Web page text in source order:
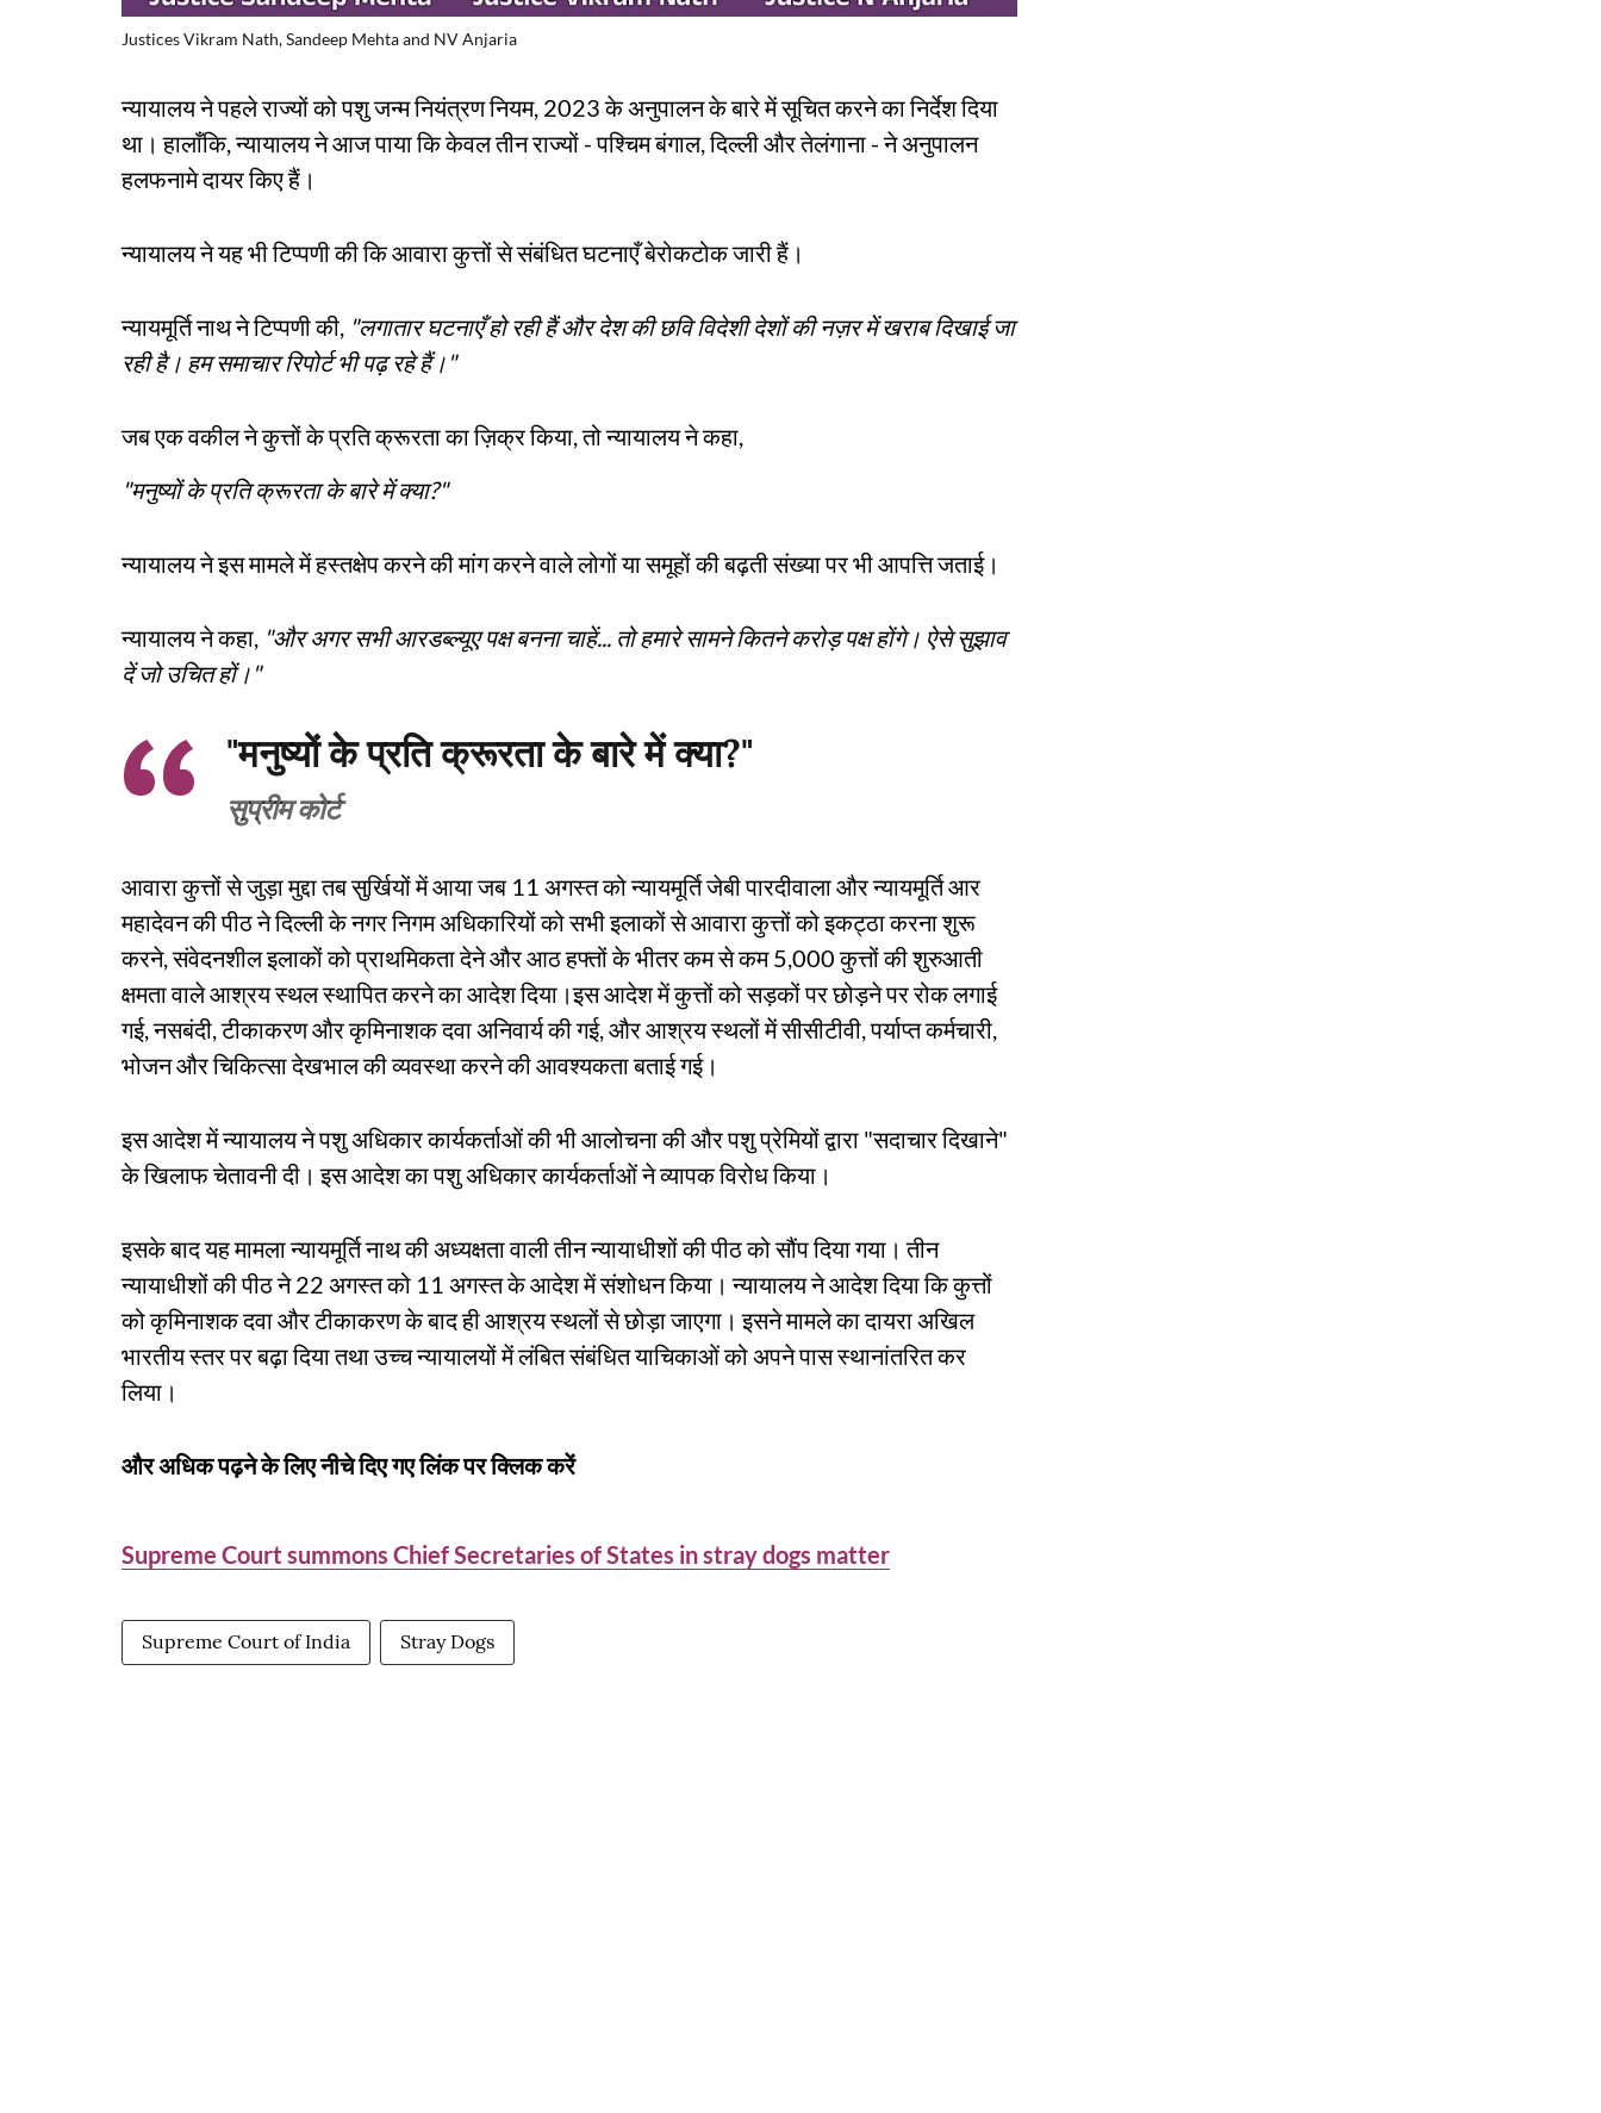
Justices Vikram Nath, Sandeep Mehta and NV Anjaria
न्यायालय ने पहले राज्यों को पशु जन्म नियंत्रण नियम, 2023 के अनुपालन के बारे में सूचित करने का निर्देश दिया
था। हालाँकि, न्यायालय ने आज पाया कि केवल तीन राज्यों - पश्चिम बंगाल, दिल्ली और तेलंगाना - ने अनुपालन
हलफनामे दायर किए हैं।
न्यायालय ने यह भी टिप्पणी की कि आवारा कुत्तों से संबंधित घटनाएँ बेरोकटोक जारी हैं।
न्यायमूर्ति नाथ ने टिप्पणी की, "लगातार घटनाएँ हो रही हैं और देश की छवि विदेशी देशों की नज़र में खराब दिखाई जा
रही है। हम समाचार रिपोर्ट भी पढ़ रहे हैं।"
जब एक वकील ने कुत्तों के प्रति क्रूरता का ज़िक्र किया, तो न्यायालय ने कहा,
"मनुष्यों के प्रति क्रूरता के बारे में क्या?"
न्यायालय ने इस मामले में हस्तक्षेप करने की मांग करने वाले लोगों या समूहों की बढ़ती संख्या पर भी आपत्ति जताई।
न्यायालय ने कहा, "और अगर सभी आरडब्ल्यूए पक्ष बनना चाहें... तो हमारे सामने कितने करोड़ पक्ष होंगे। ऐसे सुझाव
दें जो उचित हों।"
"मनुष्यों के प्रति क्रूरता के बारे में क्या?"
सुप्रीम कोर्ट
आवारा कुत्तों से जुड़ा मुद्दा तब सुर्खियों में आया जब 11 अगस्त को न्यायमूर्ति जेबी पारदीवाला और न्यायमूर्ति आर
महादेवन की पीठ ने दिल्ली के नगर निगम अधिकारियों को सभी इलाकों से आवारा कुत्तों को इकट्ठा करना शुरू
करने, संवेदनशील इलाकों को प्राथमिकता देने और आठ हफ्तों के भीतर कम से कम 5,000 कुत्तों की शुरुआती
क्षमता वाले आश्रय स्थल स्थापित करने का आदेश दिया।इस आदेश में कुत्तों को सड़कों पर छोड़ने पर रोक लगाई
गई, नसबंदी, टीकाकरण और कृमिनाशक दवा अनिवार्य की गई, और आश्रय स्थलों में सीसीटीवी, पर्याप्त कर्मचारी,
भोजन और चिकित्सा देखभाल की व्यवस्था करने की आवश्यकता बताई गई।
इस आदेश में न्यायालय ने पशु अधिकार कार्यकर्ताओं की भी आलोचना की और पशु प्रेमियों द्वारा "सदाचार दिखाने"
के खिलाफ चेतावनी दी। इस आदेश का पशु अधिकार कार्यकर्ताओं ने व्यापक विरोध किया।
इसके बाद यह मामला न्यायमूर्ति नाथ की अध्यक्षता वाली तीन न्यायाधीशों की पीठ को सौंप दिया गया। तीन
न्यायाधीशों की पीठ ने 22 अगस्त को 11 अगस्त के आदेश में संशोधन किया। न्यायालय ने आदेश दिया कि कुत्तों
को कृमिनाशक दवा और टीकाकरण के बाद ही आश्रय स्थलों से छोड़ा जाएगा। इसने मामले का दायरा अखिल
भारतीय स्तर पर बढ़ा दिया तथा उच्च न्यायालयों में लंबित संबंधित याचिकाओं को अपने पास स्थानांतरित कर
लिया।
और अधिक पढ़ने के लिए नीचे दिए गए लिंक पर क्लिक करें
Supreme Court summons Chief Secretaries of States in stray dogs matter
Supreme Court of India Stray Dogs